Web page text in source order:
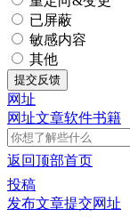
已屏蔽
敏感内容
其他
提交反馈
网址
网址文章软件书籍
返回顶部首页
投稿
发布文章提交网址